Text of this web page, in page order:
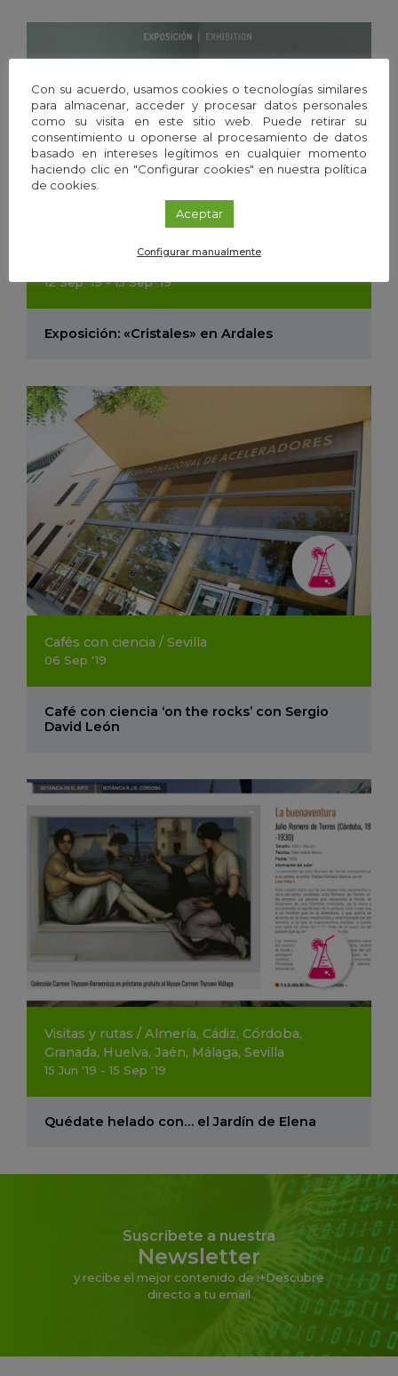
12Sep'19 - 13Sep'19
Exposición: «Cristales» en Ardales
Cafés con ciencia / Sevilla
06 Sep '19
Café con ciencia ‘on the rocks’ con Sergio
David León
Visitas y rutas / Almería, Cádiz, Córdoba,
Granada, Huelva, Jaén, Málaga, Sevilla
15Jun '19 - 15 Sep '19
Quédate helado con… el Jardín de Elena
Suscríbete a nuestra
Newsletter
y recibe el mejor contenido de i+Descubre
directo a tu email
Con su acuerdo, usamos cookies o tecnologías similares
para almacenar, acceder y procesar datos personales
como su visita en este sitio web. Puede retirar su
consentimiento u oponerse al procesamiento de datos
basado en intereses legítimos en cualquier momento
haciendo clic en "Configurar cookies" en nuestra política
de cookies.
Aceptar
Configurar manualmente